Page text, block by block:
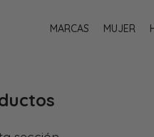
MARCAS MUJER